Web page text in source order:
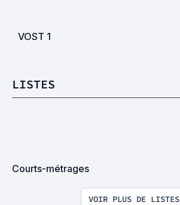
VOST 1
LISTES
Courts-métrages
VOIR PLUS DE LISTES